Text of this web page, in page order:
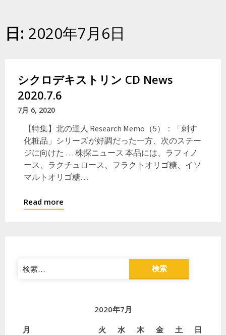
日: 2020年7月6日
シクロデキストリン CD News
2020.7.6
7月 6, 2020
【特集】北の達人 Research Memo（5）：「刺す
化粧品」シリーズが好調だった一方、次のステー
ジに向けた … 株探ニュース 本品には、ラフィノ
ース、ラクチュロース、フラクトオリゴ糖、イソ
マルトオリゴ糖…
Read more
検
索:
2020年7月
月
火 水 木 金 土
日